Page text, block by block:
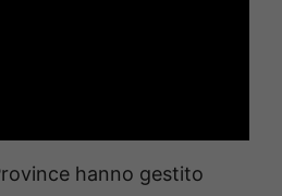
hanno gestito